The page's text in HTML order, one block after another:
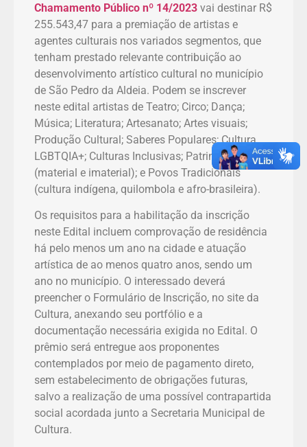
Chamamento Público nº 14/2023 vai destinar R$
255.543,47 para a premiação de artistas e
agentes culturais nos variados segmentos, que
tenham prestado relevante contribuição ao
desenvolvimento artístico cultural no município
de São Pedro da Aldeia. Podem se inscrever
neste edital artistas de Teatro; Circo; Dança;
Música; Literatura; Artesanato; Artes visuais;
Produção Cultural; Saberes Populares; Cultura
LGBTQIA+; Culturas Inclusivas; Patrimônio
(material e imaterial); e Povos Tradicionais
(cultura indígena, quilombola e afro-brasileira).
Os requisitos para a habilitação da inscrição
neste Edital incluem comprovação de residência
há pelo menos um ano na cidade e atuação
artística de ao menos quatro anos, sendo um
ano no município. O interessado deverá
preencher o Formulário de Inscrição, no site da
Cultura, anexando seu portfólio e a
documentação necessária exigida no Edital. O
prêmio será entregue aos proponentes
contemplados por meio de pagamento direto,
sem estabelecimento de obrigações futuras,
salvo a realização de uma possível contrapartida
social acordada junto a Secretaria Municipal de
Cultura.